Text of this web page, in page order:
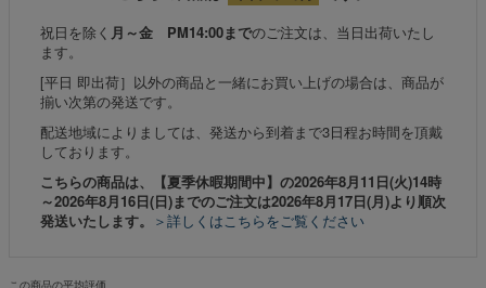
祝日を除く 月～金 PM14:00までのご注文は、当日出荷いたし
ます。
[平日 即出荷］以外の商品と一緒にお買い上げの場合は、商品が
揃い次第の発送です。
配送地域によりましては、発送から到着まで3日程お時間を頂戴
しております。
こちらの商品は、【夏季休暇期間中】の2026年8月11日(火)14時
～2026年8月16日(日)までのご注文は2026年8月17日(月)より順次
発送いたします。 ＞詳しくはこちらをご覧ください